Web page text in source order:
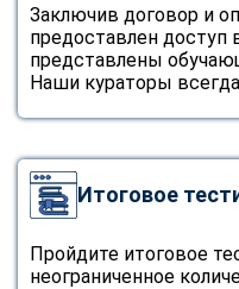
Заключив договор и
предоставлен доступ
представлены
Наши кураторы
Итоговое
Пройдите итоговое
неограниченное